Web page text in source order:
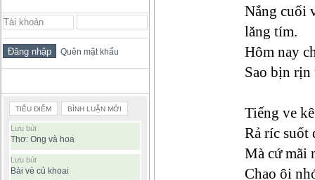
Quên mật khẩu
TIÊU ĐIỂM BÌNH LUẬN MỚI
Lưu bút
Thơ: Ong và hoa
Lưu bút
Bài vè củ khoai
Nắng cuối
lăng tím.
Hôm nay
Sao bịn rịn
Tiếng ve
Rả ríc suốt
Mà cứ mãi
Chao ôi